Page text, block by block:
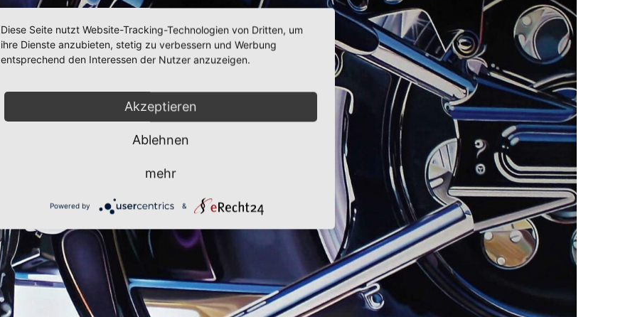
Diese Seite nutzt Website-Tracking-Technologien von Dritten, um
ihre Dienste anzubieten, stetig zu verbessern und Werbung
entsprechend den Interessen der Nutzer anzuzeigen.
Akzeptieren
Ablehnen
mehr
Powered by &